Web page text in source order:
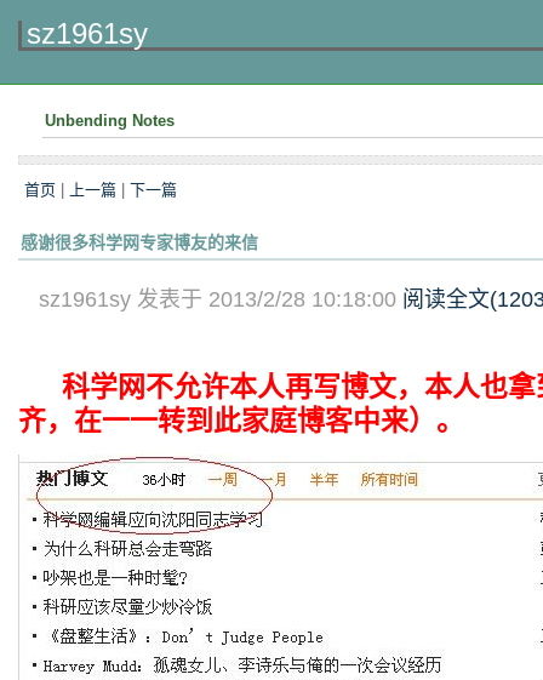
sz1961sy
Unbending Notes
首页 上一篇 下一篇
感谢很多科学网专家博友的来信
sz1961sy 发表于 2013/2/28 10:18:00 阅读全文(
科学网不允许本人再写博文，本人也
齐，在一一转到此家庭博客中来）。